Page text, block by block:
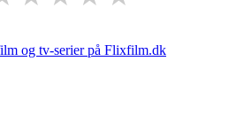
og tv-serier på Flixfilm.dk